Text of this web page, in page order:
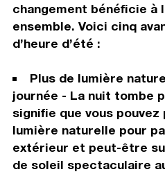
changement bénéficie à
ensemble. Voici cinq
d’heure d’été :
Plus de lumière
journée - La nuit tombe
signifie que vous
lumière naturelle pour
extérieur et peut-être
de soleil spectaculaire